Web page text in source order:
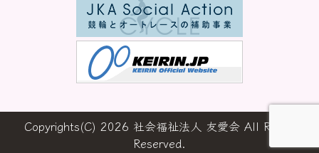
Copyrights(C) 2026 社会福祉法人 友愛会 All Rights
Reserved.